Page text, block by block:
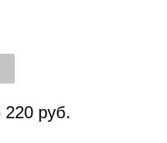
220 руб.